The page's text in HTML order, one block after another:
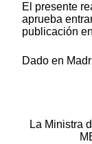
El presente
aprueba
publicación
Dado en
La Ministra